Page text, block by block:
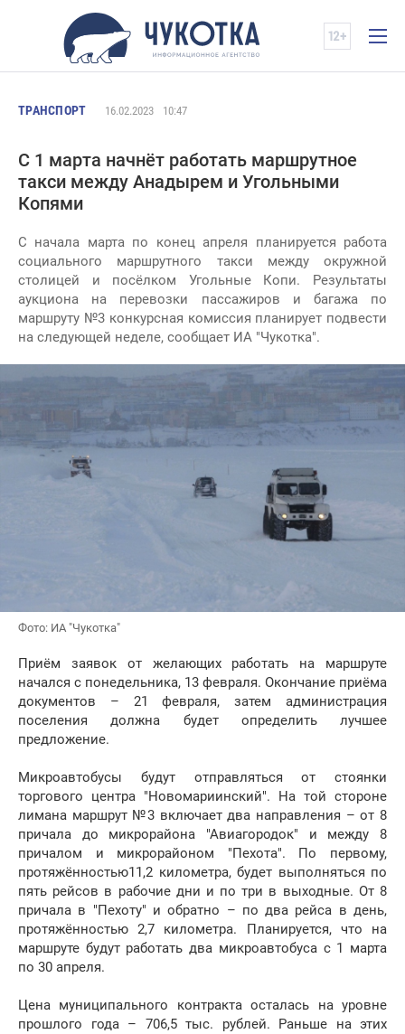
ТРАНСПОРТ 16.02.2023 10:47
С 1 марта начнёт работать маршрутное
такси между Анадырем и Угольными
Копями
С начала марта по конец апреля планируется работа
социального маршрутного такси между окружной
столицей и посёлком Угольные Копи. Результаты
аукциона на перевозки пассажиров и багажа по
маршруту №3 конкурсная комиссия планирует подвести
на следующей неделе, сообщает ИА "Чукотка".
Фото: ИА "Чукотка"
Приём заявок от желающих работать на маршруте
начался с понедельника, 13 февраля. Окончание приёма
документов – 21 февраля, затем администрация
поселения должна будет определить лучшее
предложение.
Микроавтобусы будут отправляться от стоянки
торгового центра "Новомариинский". На той стороне
лимана маршрут №3 включает два направления – от 8
причала до микрорайона "Авиагородок" и между 8
причалом и микрорайоном "Пехота". По первому,
протяжённостью11,2 километра, будет выполняться по
пять рейсов в рабочие дни и по три в выходные. От 8
причала в "Пехоту" и обратно – по два рейса в день,
протяжённостью 2,7 километра. Планируется, что на
маршруте будут работать два микроавтобуса с 1 марта
по 30 апреля.
Цена муниципального контракта осталась на уровне
прошлого года – 706,5 тыс. рублей. Раньше на этих